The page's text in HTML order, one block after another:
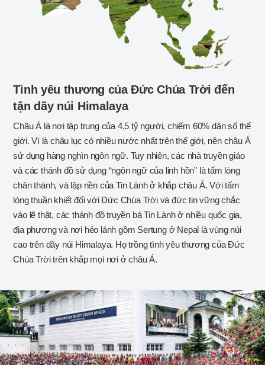
Tình yêu thương của Đức Chúa Trời đến
tận dãy núi Himalaya
Châu Á là nơi tập trung của 4,5 tỷ người, chiếm 60% dân số thế
giới. Vì là châu lục có nhiều nước nhất trên thế giới, nên châu Á
sử dụng hàng nghìn ngôn ngữ. Tuy nhiên, các nhà truyền giáo
và các thánh đồ sử dụng “ngôn ngữ của linh hồn” là tấm lòng
chân thành, và lập nền của Tin Lành ở khắp châu Á. Với tấm
lòng thuần khiết đối với Đức Chúa Trời và đức tin vững chắc
vào lẽ thật, các thánh đồ truyền bá Tin Lành ở nhiều quốc gia,
địa phương và nơi hẻo lánh gồm Sertung ở Nepal là vùng núi
cao trên dãy núi Himalaya. Họ trồng tình yêu thương của Đức
Chúa Trời trên khắp mọi nơi ở châu Á.